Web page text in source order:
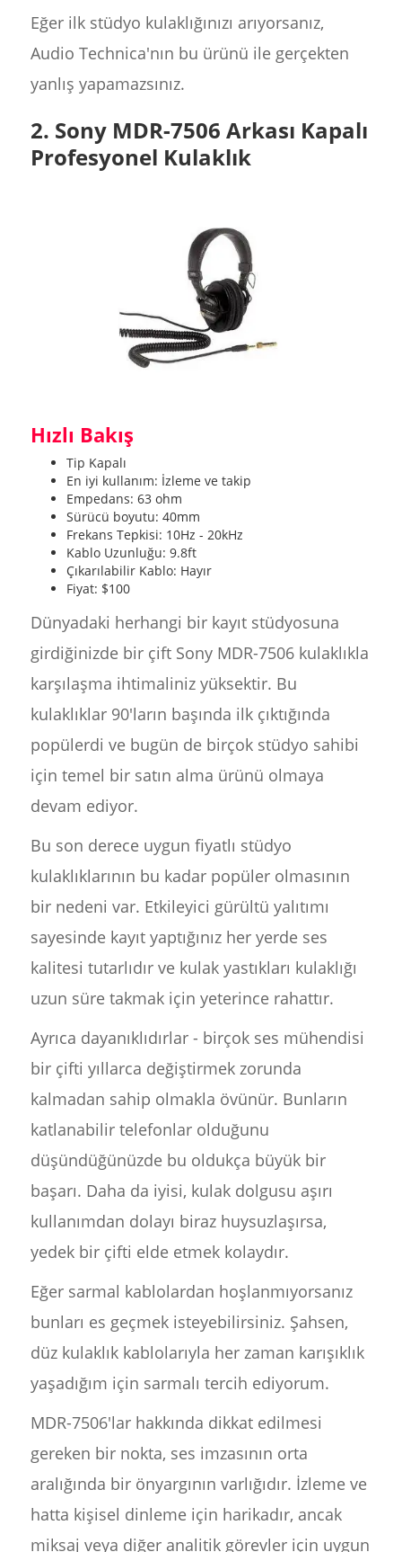
Eğer ilk stüdyo kulaklığınızı arıyorsanız,
Audio Technica'nın bu ürünü ile gerçekten
yanlış yapamazsınız.
2. Sony MDR-7506 Arkası Kapalı
Profesyonel Kulaklık
Hızlı Bakış
Tip Kapalı
En iyi kullanım: İzleme ve takip
Empedans: 63 ohm
Sürücü boyutu: 40mm
Frekans Tepkisi: 10Hz - 20kHz
Kablo Uzunluğu: 9.8ft
Çıkarılabilir Kablo: Hayır
Fiyat: $100
Dünyadaki herhangi bir kayıt stüdyosuna
girdiğinizde bir çift Sony MDR-7506 kulaklıkla
karşılaşma ihtimaliniz yüksektir. Bu
kulaklıklar 90'ların başında ilk çıktığında
popülerdi ve bugün de birçok stüdyo sahibi
için temel bir satın alma ürünü olmaya
devam ediyor.
Bu son derece uygun fiyatlı stüdyo
kulaklıklarının bu kadar popüler olmasının
bir nedeni var. Etkileyici gürültü yalıtımı
sayesinde kayıt yaptığınız her yerde ses
kalitesi tutarlıdır ve kulak yastıkları kulaklığı
uzun süre takmak için yeterince rahattır.
Ayrıca dayanıklıdırlar - birçok ses mühendisi
bir çifti yıllarca değiştirmek zorunda
kalmadan sahip olmakla övünür. Bunların
katlanabilir telefonlar olduğunu
düşündüğünüzde bu oldukça büyük bir
başarı. Daha da iyisi, kulak dolgusu aşırı
kullanımdan dolayı biraz huysuzlaşırsa,
yedek bir çifti elde etmek kolaydır.
Eğer sarmal kablolardan hoşlanmıyorsanız
bunları es geçmek isteyebilirsiniz. Şahsen,
düz kulaklık kablolarıyla her zaman karışıklık
yaşadığım için sarmalı tercih ediyorum.
MDR-7506'lar hakkında dikkat edilmesi
gereken bir nokta, ses imzasının orta
aralığında bir önyargının varlığıdır. İzleme ve
hatta kişisel dinleme için harikadır, ancak
miksaj veya diğer analitik görevler için uygun